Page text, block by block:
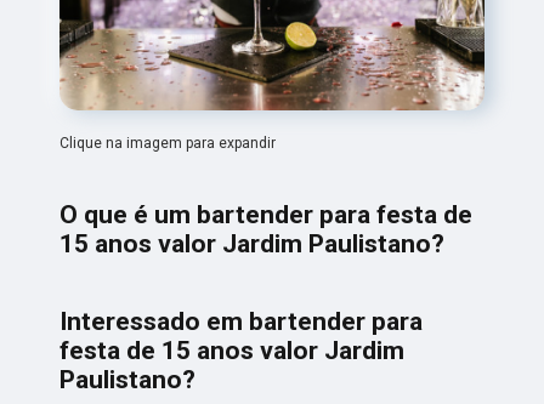
Clique na imagem para expandir
O que é um bartender para festa de
15 anos valor Jardim Paulistano?
Interessado em bartender para
festa de 15 anos valor Jardim
Paulistano?